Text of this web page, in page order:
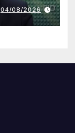
04/08/2026